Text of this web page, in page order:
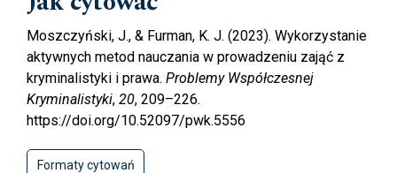
Moszczyński, J., & Furman, K. J. (2023). Wykorzystanie
aktywnych metod nauczania w prowadzeniu zająć z
kryminalistyki i prawa. Problemy Współczesnej
Kryminalistyki, 20, 209–226.
https://doi.org/10.52097/pwk.5556
Formaty cytowań